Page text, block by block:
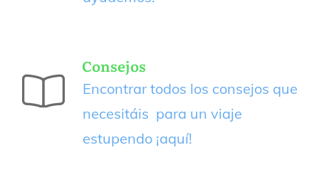
Consejos
Encontrar todos los consejos que
necesitáis para un viaje
estupendo ¡aquí!